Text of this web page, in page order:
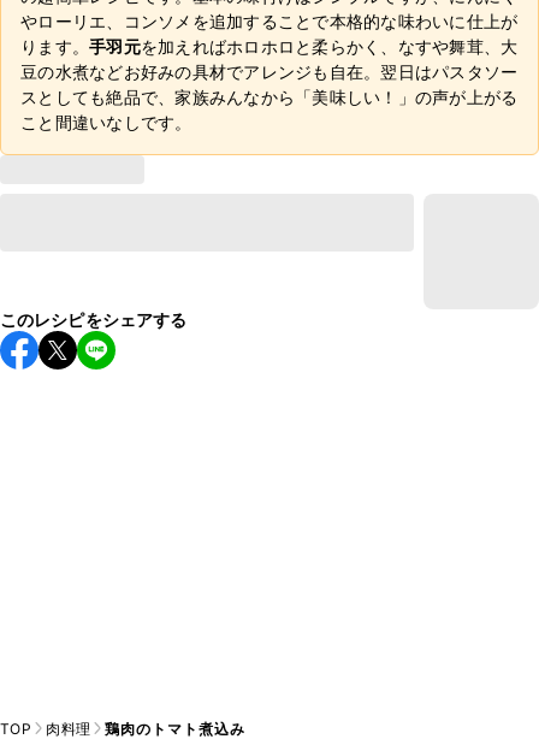
やローリエ、コンソメを追加することで本格的な味わいに仕上が
ります。 手羽元を加えればホロホロと柔らかく、なすや舞茸、大
豆の水煮などお好みの具材でアレンジも自在。翌日はパスタソー
スとしても絶品で、家族みんなから「美味しい！」の声が上がる
こと間違いなしです。
このレシピをシェアする
TOP 肉料理 鶏肉のトマト煮込み